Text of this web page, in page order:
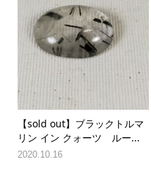
【sold out】ブラックトルマ
リン イン クォーツ ルー...
2020.10.16